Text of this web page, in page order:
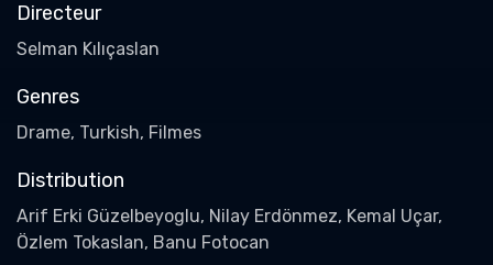
Directeur
Selman Kılıçaslan
Genres
Drame, Turkish, Filmes
Distribution
Arif Erki Güzelbeyoglu, Nilay Erdönmez, Kemal Uçar,
Özlem Tokaslan, Banu Fotocan